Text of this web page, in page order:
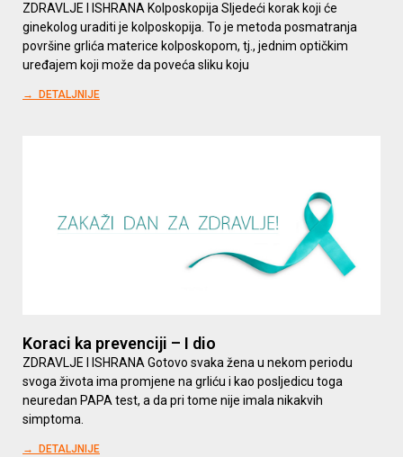
ZDRAVLJE I ISHRANA Kolposkopija Sljedeći korak koji će
ginekolog uraditi je kolposkopija. To je metoda posmatranja
površine grlića materice kolposkopom, tj., jednim optičkim
uređajem koji može da poveća sliku koju
→ DETALJNIJE
Koraci ka prevenciji – I dio
ZDRAVLJE I ISHRANA Gotovo svaka žena u nekom periodu
svoga života ima promjene na grliću i kao posljedicu toga
neuredan PAPA test, a da pri tome nije imala nikakvih
simptoma.
→ DETALJNIJE